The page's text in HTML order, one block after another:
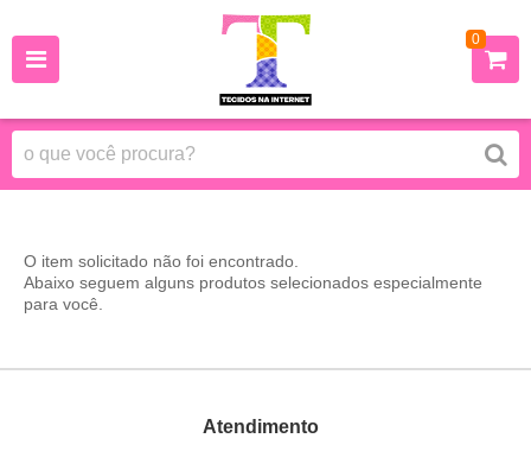
0
O item solicitado não foi encontrado.
Abaixo seguem alguns produtos selecionados especialmente
para você.
Atendimento